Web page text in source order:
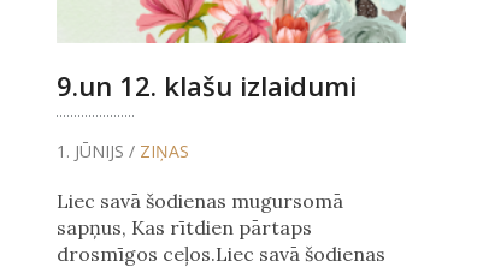
9.un 12. klašu izlaidumi
1. JŪNIJS / ZIŅAS
Liec savā šodienas mugursomā
sapņus, Kas rītdien pārtaps
drosmīgos ceļos.Liec savā šodienas